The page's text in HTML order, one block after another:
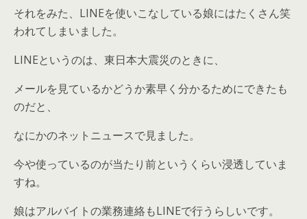
それをみた、LINEを使いこなしている娘にはたくさん笑
われてしまいました。
LINEというのは、東日本大震災のときに、
メールを見ているかどうか素早く分かるためにできたも
のだと、
なにかのネットニュースで見ました。
今や使っているのが当たり前というくらい浸透していま
すね。
娘はアルバイトの業務連絡もLINEで行うらしいです。